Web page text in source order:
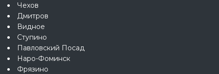
Чехов
Дмитров
Видное
Ступино
Павловский Посад
Наро-Фоминск
Фрязино